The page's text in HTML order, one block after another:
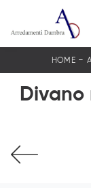
HOME-
Divano